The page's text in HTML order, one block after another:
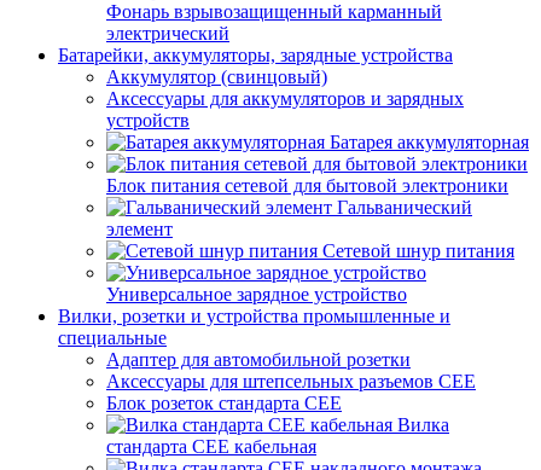
Фонарь взрывозащищенный карманный
электрический
Батарейки, аккумуляторы, зарядные устройства
Аккумулятор (свинцовый)
Аксессуары для аккумуляторов и зарядных
устройств
Батарея аккумуляторная
Блок питания сетевой для бытовой электроники
Гальванический
элемент
Сетевой шнур питания
Универсальное зарядное устройство
Вилки, розетки и устройства промышленные и
специальные
Адаптер для автомобильной розетки
Аксессуары для штепсельных разъемов CEE
Блок розеток стандарта CEE
Вилка
стандарта CEE кабельная